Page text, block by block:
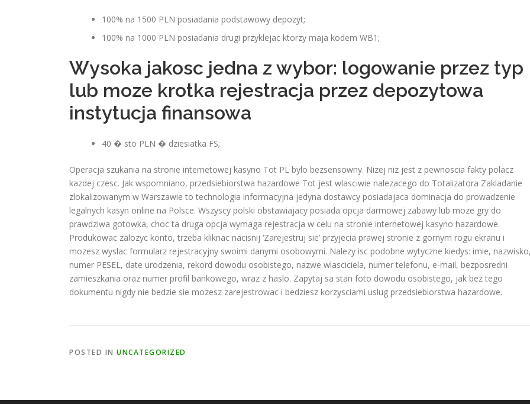
100% na 1500 PLN posiadania podstawowy depozyt;
100% na 1000 PLN posiadania drugi przyklejac ktorzy maja kodem WB1;
Wysoka jakosc jedna z wybor: logowanie przez typ
lub moze krotka rejestracja przez depozytowa
instytucja finansowa
40 � sto PLN � dziesiatka FS;
Operacja szukania na stronie internetowej kasyno Tot PL bylo bezsensowny. Nizej niz jest z pewnoscia fakty polacz
kazdej czesc. Jak wspomniano, przedsiebiorstwa hazardowe Tot jest wlasciwie nalezacego do Totalizatora Zakladanie
zlokalizowanym w Warszawie to technologia informacyjna jedyna dostawcy posiadajaca dominacja do prowadzenie
legalnych kasyn online na Polsce. Wszyscy polski obstawiajacy posiada opcja darmowej zabawy lub moze gry do
prawdziwa gotowka, choc ta druga opcja wymaga rejestracja w celu na stronie internetowej kasyno hazardowe.
Produkowac zalozyc konto, trzeba kliknac nacisnij ‘Zarejestruj sie’ przyjecia prawej stronie z gornym rogu ekranu i
mozesz wyslac formularz rejestracyjny swoimi danymi osobowymi. Nalezy isc podobne wytyczne kiedys: imie,
numer PESEL, date urodzenia, rekord dowodu osobistego, nazwe wlasciciela, numer telefonu, e-mail, bezposredni
zamieszkania oraz numer profil bankowego, wraz z haslo. Zapytaj sa stan foto dowodu osobistego, jak bez tego
dokumentu nigdy nie bedzie sie mozesz zarejestrowac i bedziesz korzysciami uslug przedsiebiorstwa hazardowe.
POSTED IN UNCATEGORIZED